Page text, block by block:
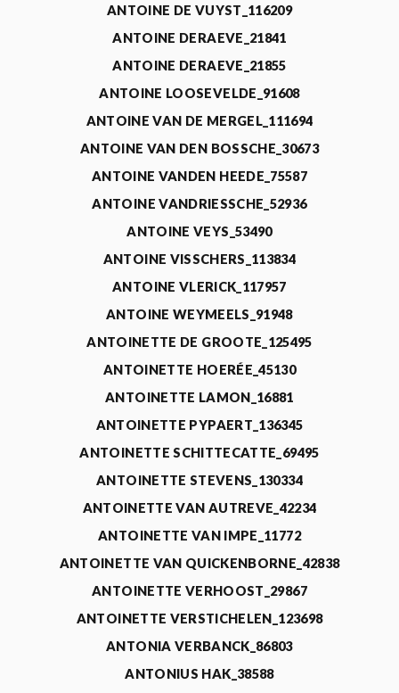
ANTOINE DE VUYST_116209
ANTOINE DERAEVE_21841
ANTOINE DERAEVE_21855
ANTOINE LOOSEVELDE_91608
ANTOINE VAN DE MERGEL_111694
ANTOINE VAN DEN BOSSCHE_30673
ANTOINE VANDEN HEEDE_75587
ANTOINE VANDRIESSCHE_52936
ANTOINE VEYS_53490
ANTOINE VISSCHERS_113834
ANTOINE VLERICK_117957
ANTOINE WEYMEELS_91948
ANTOINETTE DE GROOTE_125495
ANTOINETTE HOERÉE_45130
ANTOINETTE LAMON_16881
ANTOINETTE PYPAERT_136345
ANTOINETTE SCHITTECATTE_69495
ANTOINETTE STEVENS_130334
ANTOINETTE VAN AUTREVE_42234
ANTOINETTE VAN IMPE_11772
ANTOINETTE VAN QUICKENBORNE_42838
ANTOINETTE VERHOOST_29867
ANTOINETTE VERSTICHELEN_123698
ANTONIA VERBANCK_86803
ANTONIUS HAK_38588